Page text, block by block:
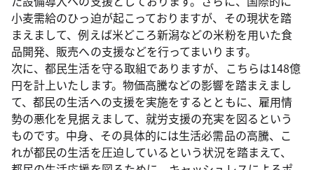
小麦需給のひっ迫が起こっておりますが、その現状を踏
まえまして、例えば米どころ新潟などの米粉を用いた食
品開発、販売への支援などを行ってまいります。
次に、都民生活を守る取組でありますが、こちらは148億
円を計上いたします。物価高騰などの影響を踏まえまし
て、都民の生活への支援を実施をするとともに、雇用情
勢の悪化を見据えまして、就労支援の充実を図るという
ものです。中身、その具体的には生活必需品の高騰、こ
れが都民の生活を圧迫しているという状況を踏まえて、